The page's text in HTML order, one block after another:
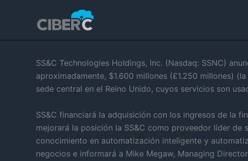
SS&C Technologies Holdings, Inc. (Nasdaq: SSNC)
aproximadamente, $1.600 millones (£1.250 millones)
sede central en el Reino Unido, cuyos servicios son
SS&C financiará la adquisición con los ingresos de la
mejorará la posición la SS&C como proveedor líder
conocimiento en automatización inteligente y
negocios e informará a Mike Megaw, Managing